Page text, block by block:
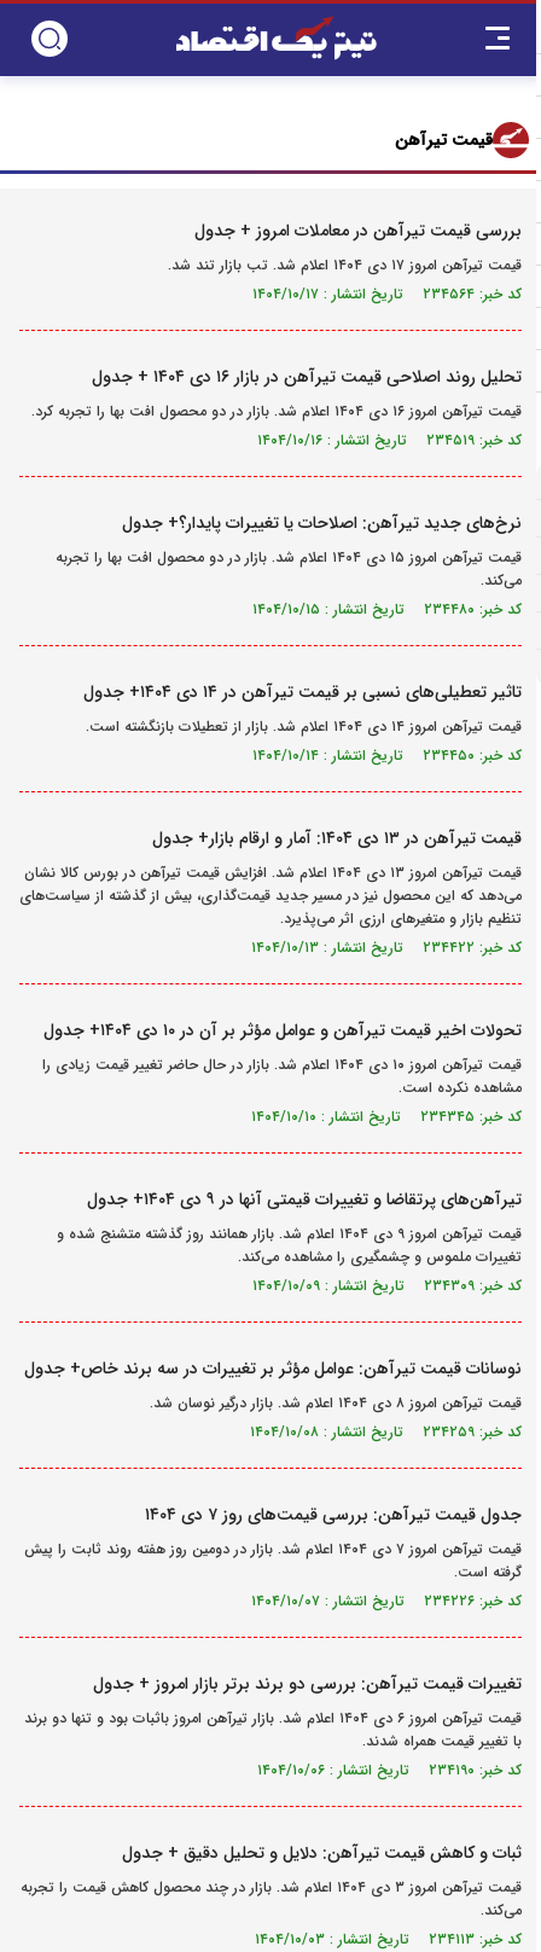
قیمت تیرآهن
بررسی قیمت تیرآهن در معاملات امروز + جدول
قیمت تیرآهن امروز ۱۷ دی ۱۴۰۴ اعلام شد. تب بازار تند شد.
کد خبر: ۲۳۴۵۶۴ تاریخ انتشار : ۱۴۰۴/۱۰/۱۷
تحلیل روند اصلاحی قیمت تیرآهن در بازار ۱۶ دی ۱۴۰۴ + جدول
قیمت تیرآهن امروز ۱۶ دی ۱۴۰۴ اعلام شد. بازار در دو محصول افت بها را تجربه کرد.
کد خبر: ۲۳۴۵۱۹ تاریخ انتشار : ۱۴۰۴/۱۰/۱۶
نرخ‌های جدید تیرآهن: اصلاحات یا تغییرات پایدار؟+ جدول
قیمت تیرآهن امروز ۱۵ دی ۱۴۰۴ اعلام شد. بازار در دو محصول افت بها را تجربه
می‌کند.
کد خبر: ۲۳۴۴۸۰ تاریخ انتشار : ۱۴۰۴/۱۰/۱۵
تاثیر تعطیلی‌های نسبی بر قیمت تیرآهن در ۱۴ دی ۱۴۰۴+ جدول
قیمت تیرآهن امروز ۱۴ دی ۱۴۰۴ اعلام شد. بازار از تعطیلات بازنگشته است.
کد خبر: ۲۳۴۴۵۰ تاریخ انتشار : ۱۴۰۴/۱۰/۱۴
قیمت تیرآهن در ۱۳ دی ۱۴۰۴: آمار و ارقام بازار+ جدول
قیمت تیرآهن امروز ۱۳ دی ۱۴۰۴ اعلام شد. افزایش قیمت تیرآهن در بورس کالا نشان
می‌دهد که این محصول نیز در مسیر جدید قیمت‌گذاری، بیش از گذشته از سیاست‌های
تنظیم بازار و متغیرهای ارزی اثر می‌پذیرد.
کد خبر: ۲۳۴۴۲۲ تاریخ انتشار : ۱۴۰۴/۱۰/۱۳
تحولات اخیر قیمت تیرآهن و عوامل مؤثر بر آن در ۱۰ دی ۱۴۰۴+ جدول
قیمت تیرآهن امروز ۱۰ دی ۱۴۰۴ اعلام شد. بازار در حال حاضر تغییر قیمت زیادی را
مشاهده نکرده است.
کد خبر: ۲۳۴۳۴۵ تاریخ انتشار : ۱۴۰۴/۱۰/۱۰
تیرآهن‌های پرتقاضا و تغییرات قیمتی آنها در ۹ دی ۱۴۰۴+ جدول
قیمت تیرآهن امروز ۹ دی ۱۴۰۴ اعلام شد. بازار همانند روز گذشته متشنج شده و
تغییرات ملموس و چشمگیری را مشاهده می‌کند.
کد خبر: ۲۳۴۳۰۹ تاریخ انتشار : ۱۴۰۴/۱۰/۰۹
نوسانات قیمت تیرآهن: عوامل مؤثر بر تغییرات در سه برند خاص+ جدول
قیمت تیرآهن امروز ۸ دی ۱۴۰۴ اعلام شد. بازار درگیر نوسان شد.
کد خبر: ۲۳۴۲۵۹ تاریخ انتشار : ۱۴۰۴/۱۰/۰۸
جدول قیمت تیرآهن: بررسی قیمت‌های روز ۷ دی ۱۴۰۴
قیمت تیرآهن امروز ۷ دی ۱۴۰۴ اعلام شد. بازار در دومین روز هفته روند ثابت را پیش
گرفته است.
کد خبر: ۲۳۴۲۲۶ تاریخ انتشار : ۱۴۰۴/۱۰/۰۷
تغییرات قیمت تیرآهن: بررسی دو برند برتر بازار امروز + جدول
قیمت تیرآهن امروز ۶ دی ۱۴۰۴ اعلام شد. بازار تیرآهن امروز باثبات بود و تنها دو برند
با تغییر قیمت همراه شدند.
کد خبر: ۲۳۴۱۹۰ تاریخ انتشار : ۱۴۰۴/۱۰/۰۶
ثبات و کاهش قیمت تیرآهن: دلایل و تحلیل دقیق + جدول
قیمت تیرآهن امروز ۳ دی ۱۴۰۴ اعلام شد. بازار در چند محصول کاهش قیمت را تجربه
می‌کند.
کد خبر: ۲۳۴۱۱۳ تاریخ انتشار : ۱۴۰۴/۱۰/۰۳